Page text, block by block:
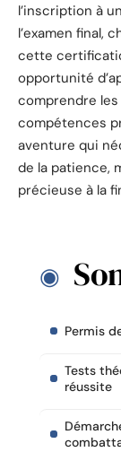
l’inscription à
l’examen final,
cette
opportunité
comprendre les
compétences
aventure qui
de la patience,
précieuse à la
Permis
Tests
réussite